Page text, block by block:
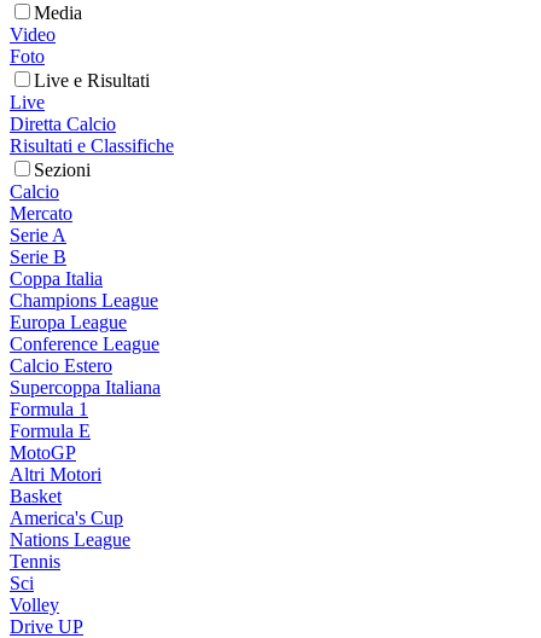
Media
Video
Foto
Live e Risultati
Live
Diretta Calcio
Risultati e Classifiche
Sezioni
Calcio
Mercato
Serie A
Serie B
Coppa Italia
Champions League
Europa League
Conference League
Calcio Estero
Supercoppa Italiana
Formula 1
Formula E
MotoGP
Altri Motori
Basket
America's Cup
Nations League
Tennis
Sci
Volley
Drive UP